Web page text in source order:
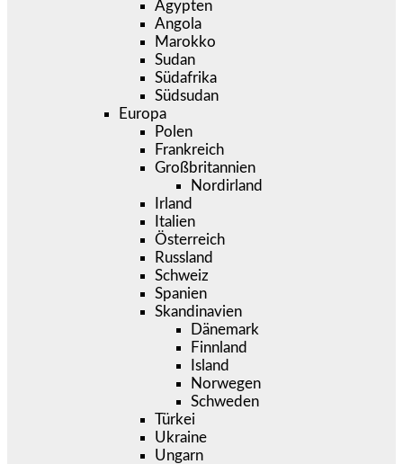
Ägypten
Angola
Marokko
Sudan
Südafrika
Südsudan
Europa
Polen
Frankreich
Großbritannien
Nordirland
Irland
Italien
Österreich
Russland
Schweiz
Spanien
Skandinavien
Dänemark
Finnland
Island
Norwegen
Schweden
Türkei
Ukraine
Ungarn